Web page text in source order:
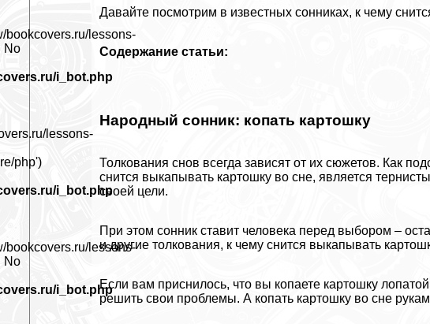
Давайте посмотрим в известных сонниках, к чему
Содержание статьи:
Народный сонник: копать картошку
Толкования снов всегда зависят от их сюжетов. Как
снится выкапывать картошку во сне, является
своей цели.
При этом сонник ставит человека перед выбором –
и другие толкования, к чему снится выкапывать
Если вам приснилось, что вы копаете картошку
решить свои проблемы. А копать картошку во сне
bookcovers.ru/lessons-
No
i_bot.php
lessons-
php')
i_bot.php
bookcovers.ru/lessons-
No
i_bot.php